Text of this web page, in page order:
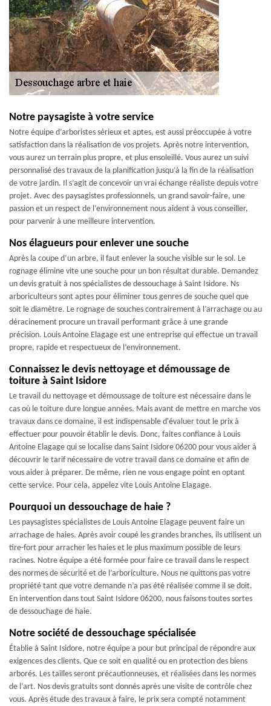
Notre paysagiste à votre service
Notre équipe d’arboristes sérieux et aptes, est aussi préoccupée à votre
satisfaction dans la réalisation de vos projets. Après notre intervention,
vous aurez un terrain plus propre, et plus ensoleillé. Vous aurez un suivi
personnalisé des travaux de la planification jusqu’à la fin de la réalisation
de votre jardin. Il s’agit de concevoir un vrai échange réaliste depuis votre
projet. Avec des paysagistes professionnels, un grand savoir-faire, une
passion et un respect de l’environnement nous aident à vous conseiller,
pour parvenir à une meilleure intervention.
Nos élagueurs pour enlever une souche
Après la coupe d’un arbre, il faut enlever la souche visible sur le sol. Le
rognage élimine vite une souche pour un bon résultat durable. Demandez
un devis gratuit à nos spécialistes de dessouchage à Saint Isidore. Ns
arboriculteurs sont aptes pour éliminer tous genres de souche quel que
soit le diamètre. Le rognage de souches contrairement à l’arrachage ou au
déracinement procure un travail performant grâce à une grande
précision. Louis Antoine Elagage est une entreprise qui effectue un travail
propre, rapide et respectueux de l’environnement.
Connaissez le devis nettoyage et démoussage de
toiture à Saint Isidore
Le travail du nettoyage et démoussage de toiture est nécessaire dans le
cas où le toiture dure longue années. Mais avant de mettre en marche vos
travaux dans ce domaine, il est indispensable d'évaluer tout le prix à
effectuer pour pouvoir établir le devis. Donc, faites confiance à Louis
Antoine Elagage qui se localise dans Saint Isidore 06200 pour vous aider à
découvrir le tarif nécessaire de votre travail dans ce domaine et afin de
vous aider à préparer. De même, rien ne vous engage point en optant
cette service. Pour cela, appelez vite Louis Antoine Elagage.
Pourquoi un dessouchage de haie ?
Les paysagistes spécialistes de Louis Antoine Elagage peuvent faire un
arrachage de haies. Après avoir coupé les grandes branches, ils utilisent un
tire-fort pour arracher les haies et le plus maximum possible de leurs
racines. Notre équipe a été formée pour faire ce travail dans le respect
des normes de sécurité et de l’arboriculture. Nous ne quittons pas votre
propriété tant que votre demande n’a pas été réalisée comme il se doit.
En intervention dans tout Saint Isidore 06200, nous faisons toutes sortes
de dessouchage de haie.
Notre société de dessouchage spécialisée
Établie à Saint Isidore, notre équipe a pour but principal de répondre aux
exigences des clients. Que ce soit en qualité ou en protection des biens
arborés. Les tailles seront précautionneuses, et réalisées dans les normes
de l’art. Nos devis gratuits sont donnés après une visite de contrôle chez
vous. Après étude des travaux à faire, le prix sera compté notamment